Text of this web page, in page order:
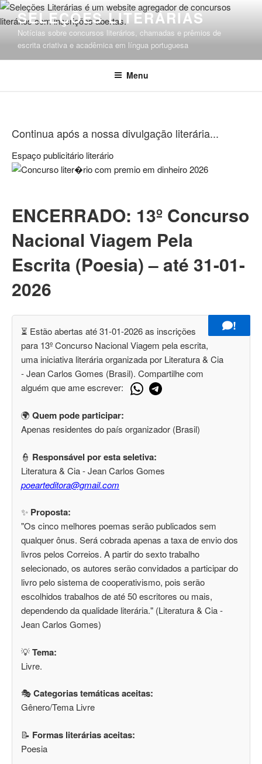
Pular
para
conteúdo
SELEÇÕES LITERÁRIAS
Notícias sobre concursos literários, chamadas e prêmios de
escrita criativa e acadêmica em língua portuguesa
Menu
Continua após a nossa divulgação literária...
Espaço publicitário literário
ENCERRADO: 13º Concurso
Nacional Viagem Pela
Escrita (Poesia) – até 31-01-
2026
!
⏳ Estão abertas até 31-01-2026 as inscrições
para 13º Concurso Nacional Viagem pela escrita,
uma iniciativa literária organizada por Literatura & Cia
- Jean Carlos Gomes (Brasil). Compartilhe com
alguém que ame escrever:
🌍 Quem pode participar:
Apenas residentes do país organizador (Brasil)
👮 Responsável por esta seletiva:
Literatura & Cia - Jean Carlos Gomes
poearteditora@gmail.com
✨ Proposta:
"Os cinco melhores poemas serão publicados sem
qualquer ônus. Será cobrada apenas a taxa de envio dos
livros pelos Correios. A partir do sexto trabalho
selecionado, os autores serão convidados a participar do
livro pelo sistema de cooperativismo, pois serão
escolhidos trabalhos de até 50 escritores ou mais,
dependendo da qualidade literária." (Literatura & Cia -
Jean Carlos Gomes)
💡Tema:
Livre.
🎭Categorias temáticas aceitas:
Gênero/Tema Livre
📝 Formas literárias aceitas:
Poesia